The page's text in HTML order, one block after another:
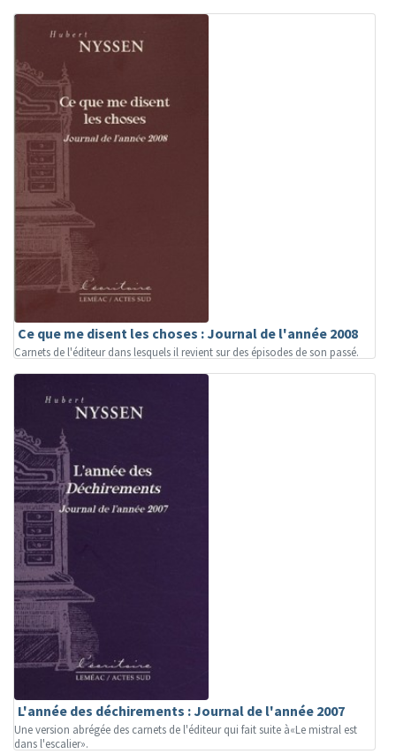
Ce que me disent les choses : Journal de l'année 2008
Carnets de l'éditeur dans lesquels il revient sur des épisodes de son passé.
L'année des déchirements : Journal de l'année 2007
Une version abrégée des carnets de l'éditeur qui fait suite à«Le mistral est
dans l'escalier».